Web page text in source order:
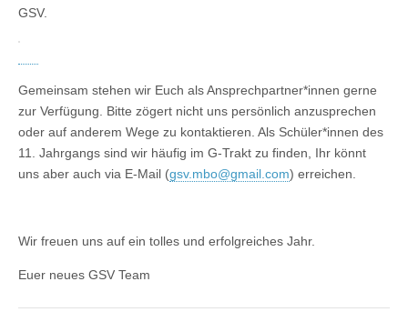
GSV.
Gemeinsam stehen wir Euch als Ansprechpartner*innen gerne
zur Verfügung. Bitte zögert nicht uns persönlich anzusprechen
oder auf anderem Wege zu kontaktieren. Als Schüler*innen des
11. Jahrgangs sind wir häufig im G-Trakt zu finden, Ihr könnt
uns aber auch via E-Mail (gsv.mbo@gmail.com) erreichen.
Wir freuen uns auf ein tolles und erfolgreiches Jahr.
Euer neues GSV Team